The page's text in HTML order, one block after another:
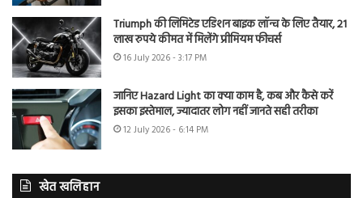
Triumph की लिमिटेड एडिशन बाइक लॉन्च के लिए तैयार, 21
लाख रुपये कीमत में मिलेंगे प्रीमियम फीचर्स
16 July 2026 - 3:17 PM
जानिए Hazard Light का क्या काम है, कब और कैसे करें
इसका इस्तेमाल, ज्यादातर लोग नहीं जानते सही तरीका
12 July 2026 - 6:14 PM
खेत खलिहान